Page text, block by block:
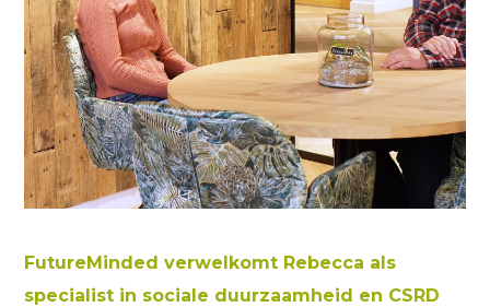
FutureMinded verwelkomt Rebecca als
specialist in sociale duurzaamheid en CSRD